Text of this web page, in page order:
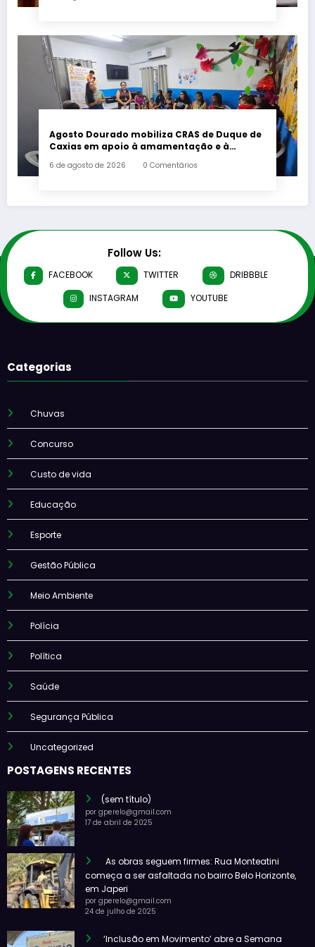
Agosto Dourado mobiliza CRAS de Duque de
Caxias em apoio à amamentação e à
6 de agosto de 2026 0 Comentários
Follow Us:
FACEBOOK TWITTER
DRIBBBLE
INSTAGRAM
YOUTUBE
Categorias
Chuvas
Concurso
Custo de vida
Educação
Esporte
Gestão Pública
Meio Ambiente
Polícia
Política
Saúde
Segurança Pública
Uncategorized
POSTAGENS RECENTES
(sem título)
por gperelo@gmail.com
17 de abril de 2025
As obras seguem firmes: Rua Monteatini
começa a ser asfaltada no bairro Belo Horizonte,
em Japeri
por gperelo@gmail.com
24 de julho de 2025
‘Inclusão em Movimento’ abre a Semana